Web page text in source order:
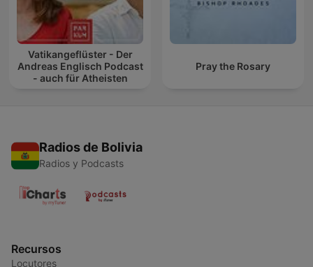
Vatikangeflüster - Der
Andreas Englisch Podcast
- auch für Atheisten
Pray the Rosary
Radios de Bolivia
Radios y Podcasts
Recursos
Locutores